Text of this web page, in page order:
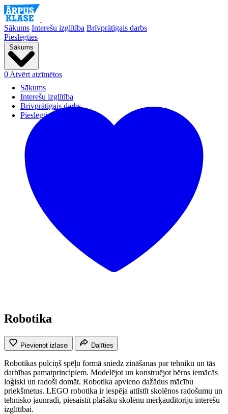
Sākums Interešu izglītība Brīvprātīgais darbs
Pieslēgties
Sākums
Sākums
Interešu izglītība
Brīvprātīgais darbs
Pieslēgties
0 Atvērt atzīmētos
Robotika
Pievienot izlasei Dalīties
Robotikas pulciņš spēļu formā sniedz zināšanas par tehniku un tās
darbības pamatprincipiem. Modelējot un konstruējot bērns iemācās
loģiski un radoši domāt. Robotika apvieno dažādus mācību
priekšmetus. LEGO robotika ir iespēja attīstīt skolēnos radošumu un
tehnisko jaunradi, piesaistīt plašāku skolēnu mērķauditoriju interešu
izglītībai.